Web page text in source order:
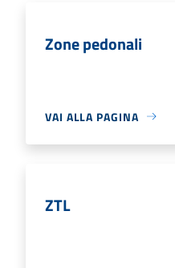
Zone pedonali
VAI ALLA PAGINA
ZTL